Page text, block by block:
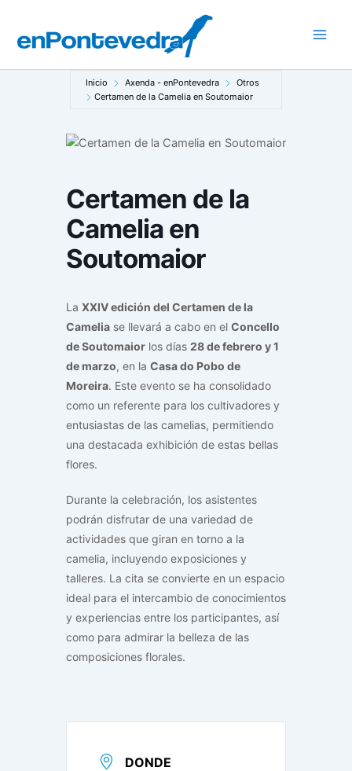
contenido
Inicio Axenda - enPontevedra
Otros
Certamen de la Camelia en Soutomaior
Certamen de la
Camelia en
Soutomaior
La XXIV edición del Certamen de la
Camelia se llevará a cabo en el Concello
de Soutomaior los días 28 de febrero y 1
de marzo, en la Casa do Pobo de
Moreira. Este evento se ha consolidado
como un referente para los cultivadores y
entusiastas de las camelias, permitiendo
una destacada exhibición de estas bellas
flores.
Durante la celebración, los asistentes
podrán disfrutar de una variedad de
actividades que giran en torno a la
camelia, incluyendo exposiciones y
talleres. La cita se convierte en un espacio
ideal para el intercambio de conocimientos
y experiencias entre los participantes, así
como para admirar la belleza de las
composiciones florales.
DONDE